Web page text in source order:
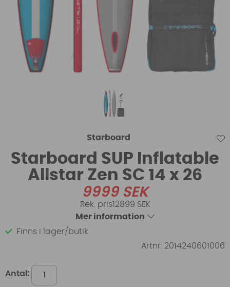
Starboard
Starboard SUP Inflatable
Allstar Zen SC 14 x 26
9999SEK
12899 SEK
Mer information
Finns i lager/butik
Artnr: 2014240601006
Antal: